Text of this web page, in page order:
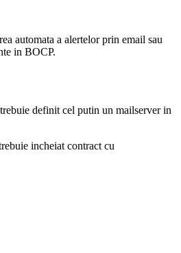
automata a alertelor prin email sau
in BOCP.
definit cel putin un mailserver in
incheiat contract cu